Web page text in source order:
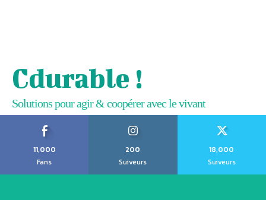
Cdurable !
Solutions pour agir & coopérer avec le vivant
11,000
Fans
200
Suiveurs
18,000
Suiveurs